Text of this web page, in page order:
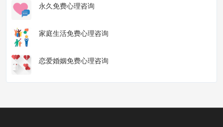
永久免费心理咨询
家庭生活免费心理咨询
恋爱婚姻免费心理咨询